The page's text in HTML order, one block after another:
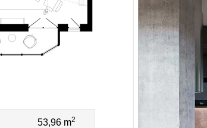
53,96 m2